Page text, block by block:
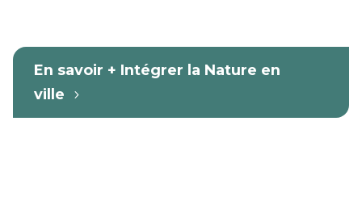
En savoir + Intégrer la Nature en
ville